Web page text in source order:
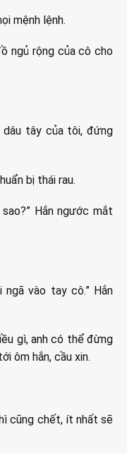
mệnh lệnh.
ngủ rộng của cô cho
dâu tây của tôi, đứng
bị thái rau.
Hắn ngước mắt
ngã vào tay cô.” Hắn
gì, anh có thể đừng
ôm hắn, cầu xin.
cũng chết, ít nhất sẽ